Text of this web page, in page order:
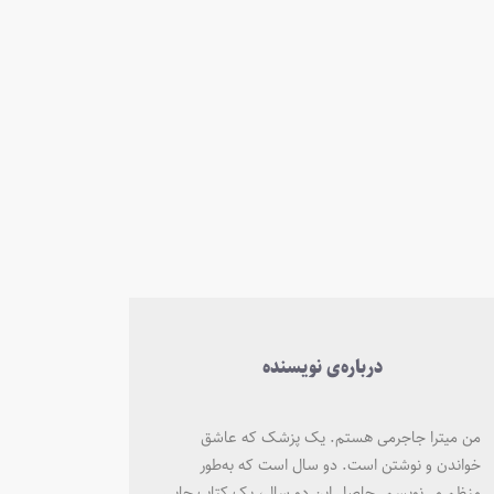
درباره‌ی نویسنده
من میترا جاجرمی هستم. یک پزشک که عاشق
خواندن و نوشتن است. دو سال است که به‌طور